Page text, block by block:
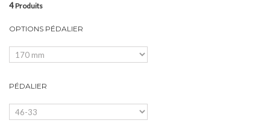
4Produits
OPTIONS PÉDALIER
PÉDALIER